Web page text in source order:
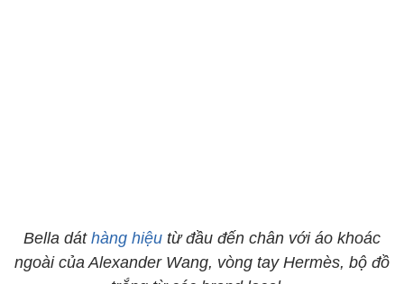
Bella dát hàng hiệu từ đầu đến chân với áo khoác
ngoài của Alexander Wang, vòng tay Hermès, bộ đồ